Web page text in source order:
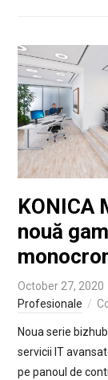
KONICA
nouă
October 27, 2020
Profesionale
Noua serie
servicii IT
pe panoul de